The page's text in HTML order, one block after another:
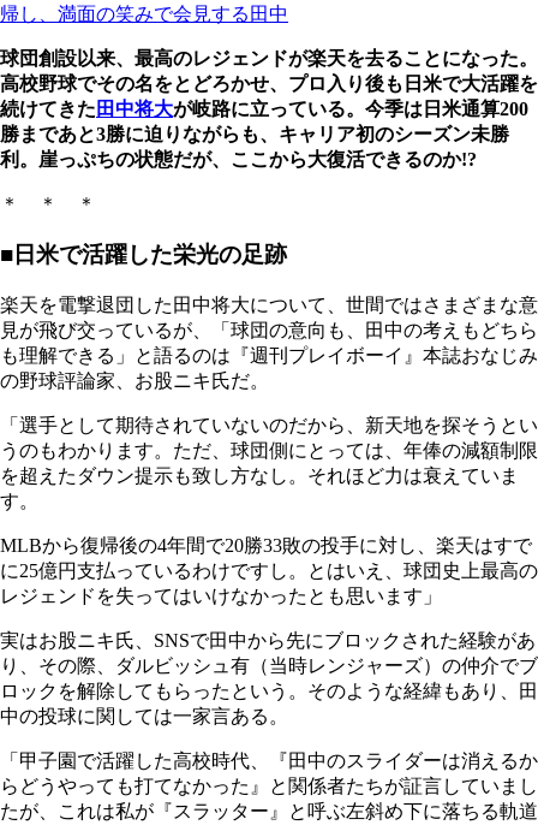
帰し、満面の笑みで会見する田中
球団創設以来、最高のレジェンドが楽天を去ることになった。
高校野球でその名をとどろかせ、プロ入り後も日米で大活躍を
続けてきた 田中将大が岐路に立っている。今季は日米通算200
勝まであと3勝に迫りながらも、キャリア初のシーズン未勝
利。崖っぷちの状態だが、ここから大復活できるのか!?
＊ ＊ ＊
■日米で活躍した栄光の足跡
楽天を電撃退団した田中将大について、世間ではさまざまな意
見が飛び交っているが、「球団の意向も、田中の考えもどちら
も理解できる」と語るのは『週刊プレイボーイ』本誌おなじみ
の野球評論家、お股ニキ氏だ。
「選手として期待されていないのだから、新天地を探そうとい
うのもわかります。ただ、球団側にとっては、年俸の減額制限
を超えたダウン提示も致し方なし。それほど力は衰えていま
す。
MLBから復帰後の4年間で20勝33敗の投手に対し、楽天はすで
に25億円支払っているわけですし。とはいえ、球団史上最高の
レジェンドを失ってはいけなかったとも思います」
実はお股ニキ氏、SNSで田中から先にブロックされた経験があ
り、その際、ダルビッシュ有（当時レンジャーズ）の仲介でブ
ロックを解除してもらったという。そのような経緯もあり、田
中の投球に関しては一家言ある。
「甲子園で活躍した高校時代、『田中のスライダーは消えるか
らどうやっても打てなかった』と関係者たちが証言していまし
たが、これは私が『スラッター』と呼ぶ左斜め下に落ちる軌道